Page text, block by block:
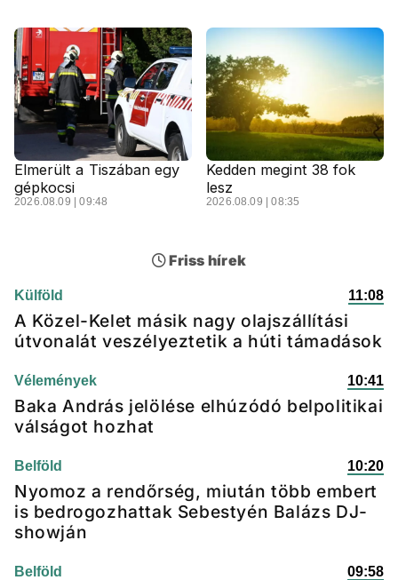
Elmerült a Tiszában egy
gépkocsi
2026.08.09 | 09:48
Kedden megint 38 fok
lesz
2026.08.09 | 08:35
Friss hírek
Külföld 11:08
A Közel-Kelet másik nagy olajszállítási
útvonalát veszélyeztetik a húti támadások
Vélemények 10:41
Baka András jelölése elhúzódó belpolitikai
válságot hozhat
Belföld 10:20
Nyomoz a rendőrség, miután több embert
is bedrogozhattak Sebestyén Balázs DJ-
showján
Belföld 09:58